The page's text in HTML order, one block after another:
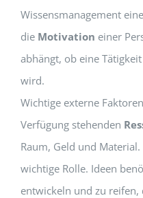
Wissensmanagement
die Motivation einer
abhängt, ob eine
wird.
Wichtige externe
Verfügung stehenden
Raum, Geld und
wichtige Rolle. Ideen
entwickeln und zu